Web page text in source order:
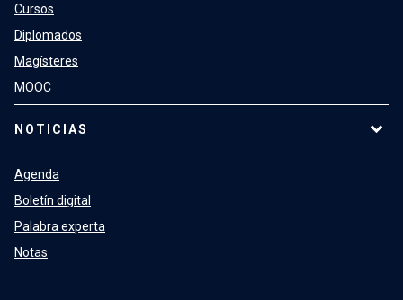
Cursos
Diplomados
Magísteres
MOOC
NOTICIAS
Agenda
Boletín digital
Palabra experta
Notas